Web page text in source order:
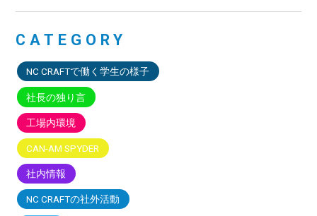
CATEGORY
NC CRAFTで働く学生の様子
社長の独り言
工場内環境
CAN-AM SPYDER
社内情報
NC CRAFTの社外活動